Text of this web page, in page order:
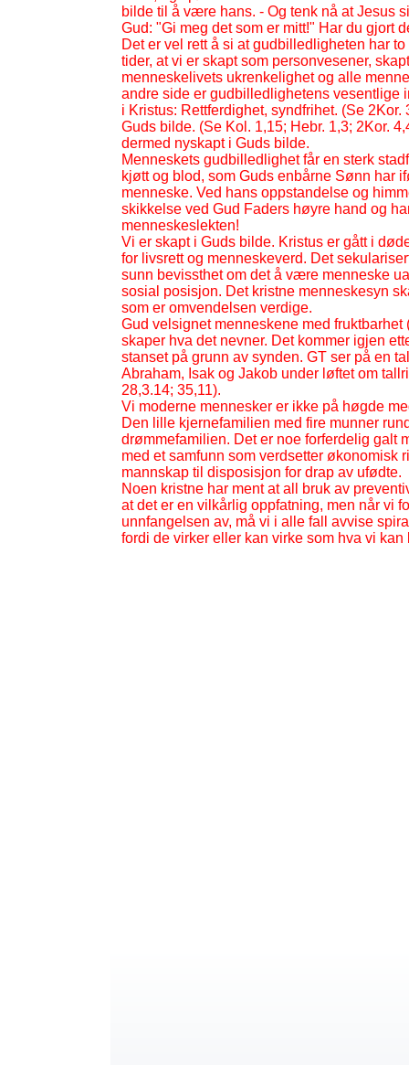
bilde til å være hans. - Og tenk nå at Jesus
Gud: "Gi meg det som er mitt!" Har du gjort
Det er vel rett å si at gudbilledligheten har
tider, at vi er skapt som personvesener,
menneskelivets ukrenkelighet og alle
andre side er gudbilledlighetens vesentlige
i Kristus: Rettferdighet, syndfrihet. (Se 2Kor.
Guds bilde. (Se Kol. 1,15; Hebr. 1,3; 2Kor.
dermed nyskapt i Guds bilde.
Menneskets gudbilledlighet får en sterk
kjøtt og blod, som Guds enbårne Sønn har
menneske. Ved hans oppstandelse og
skikkelse ved Gud Faders høyre hand og
menneskeslekten!
Vi er skapt i Guds bilde. Kristus er gått i
for livsrett og menneskeverd. Det
sunn bevissthet om det å være menneske
sosial posisjon. Det kristne menneskesyn
som er omvendelsen verdige.
Gud velsignet menneskene med
skaper hva det nevner. Det kommer igjen
stanset på grunn av synden. GT ser på en
Abraham, Isak og Jakob under løftet om
28,3.14; 35,11).
Vi moderne mennesker er ikke på høgde
Den lille kjernefamilien med fire munner
drømmefamilien. Det er noe forferdelig galt
med et samfunn som verdsetter økonomisk
mannskap til disposisjon for drap av ufødte.
Noen kristne har ment at all bruk av
at det er en vilkårlig oppfatning, men når vi
unnfangelsen av, må vi i alle fall avvise
fordi de virker eller kan virke som hva vi kan